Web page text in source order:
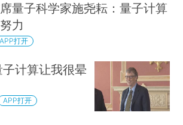
量子科学家施尧耘：量子计算
力
APP打开
子计算让我很晕
APP打开